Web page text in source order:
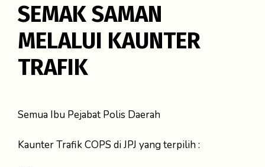
SEMAK SAMAN
MELALUI KAUNTER
TRAFIK
Semua Ibu Pejabat Polis Daerah
Kaunter Trafik COPS di JPJ yang terpilih :